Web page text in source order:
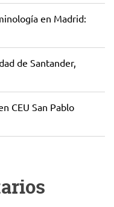
en Madrid:
de Santander,
CEU San Pablo